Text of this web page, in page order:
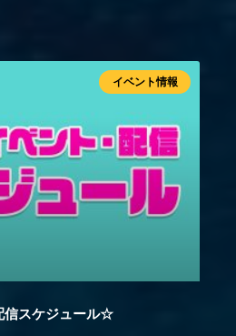
イベント情報
スケジュール☆